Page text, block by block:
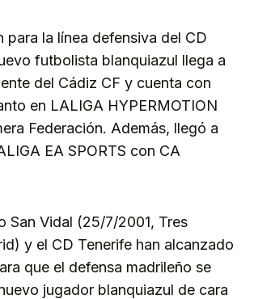
para la línea defensiva del CD
futbolista blanquiazul llega a
del Cádiz CF y cuenta con
en LALIGA HYPERMOTION
Federación. Además, llegó a
EA SPORTS con CA
San Vidal (25/7/2001, Tres
y el CD Tenerife han alcanzado
que el defensa madrileño se
jugador blanquiazul de cara